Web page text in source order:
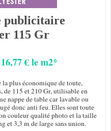
publicitaire
115 Gr
€ le m2*
plus économique de toute,
de 115 et 210 Gr, utilisable en
nappe de table car lavable ou
donc anti feu. Elles sont toute
couleur qualité photo et la taille
et 3,3 m de large sans union.